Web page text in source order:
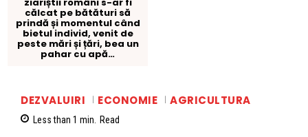
călcat pe bătături să
prindă și momentul când
bietul individ, venit de
peste mări și țări, bea un
pahar cu apă…